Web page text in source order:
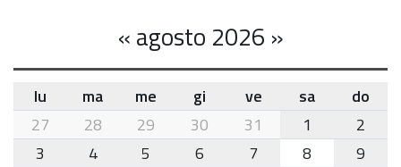
«agosto 2026 »
month-
8
lu ma me gi ve sa
do
27
28 29 30 31 1
2
3
4 5 6 7 8
9